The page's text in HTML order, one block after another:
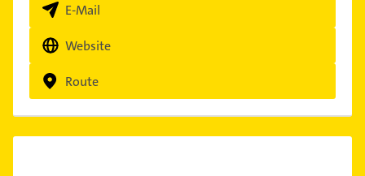
E-Mail
Website
Route